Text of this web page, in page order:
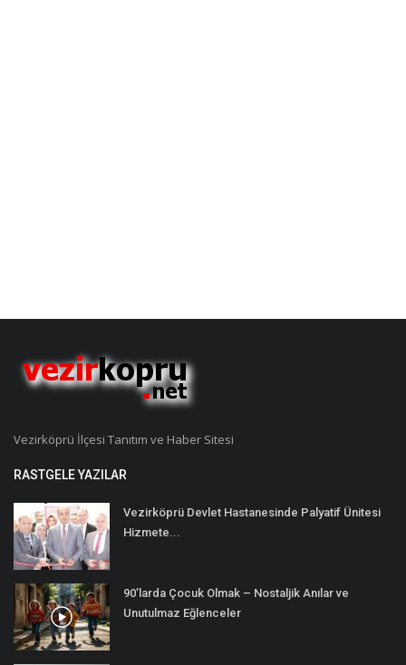
Vezirköprü İlçesi Tanıtım ve Haber Sitesi
RASTGELE YAZILAR
Vezirköprü Devlet Hastanesinde Palyatif Ünitesi
Hizmete...
90’larda Çocuk Olmak – Nostaljik Anılar ve
Unutulmaz Eğlenceler